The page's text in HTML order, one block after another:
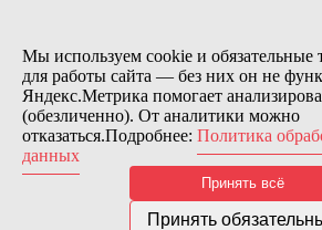
Контакты
Заказов сегодня / Всего
77
11115
Нас можно найти тут:
© 2026 Motor Components. Все права
Дизайн и разработка сайта
Nice’
Мы используем cookie и обязательные
для работы сайта — без них он не
Яндекс.Метрика помогает
(обезличенно). От аналитики можно
отказаться.Подробнее: Политика
данных
Принять всё
Принять